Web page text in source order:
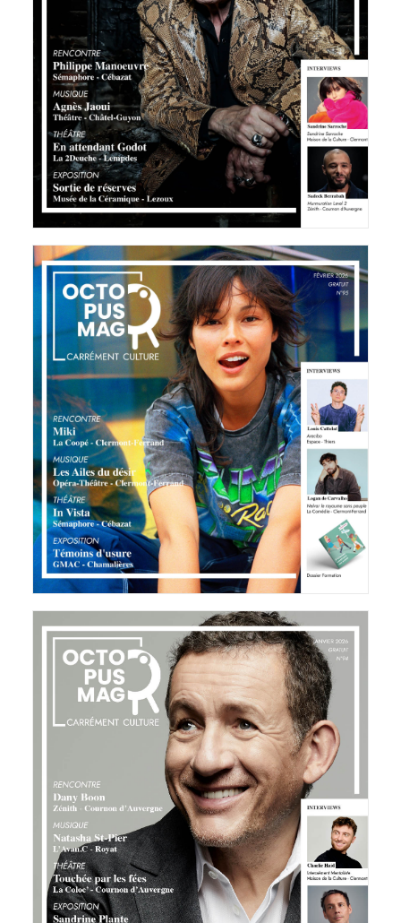
Octopus Magazine
23 février 2026
LIRE LA SUITE
Octopus Magazine
26 janvier 2026
LIRE LA SUITE
5 janvier 2026
LIRE LA SUITE